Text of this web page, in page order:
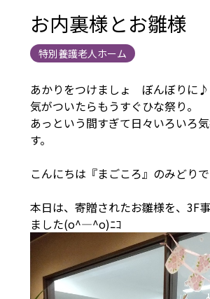
お内裏様とお雛様
特別養護老人ホーム
あかりをつけましょ ぼんぼりに
気がついたらもうすぐひな祭り。
あっという間すぎて日々いろいろ
す。
こんにちは『まごころ』のみどりで
本日は、寄贈されたお雛様を、3F
ました(o^―^o)ﾆｺ